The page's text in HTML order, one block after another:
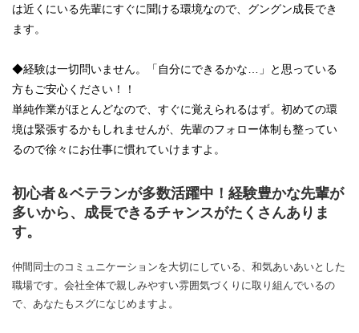
は近くにいる先輩にすぐに聞ける環境なので、グングン成長でき
ます。
◆経験は一切問いません。「自分にできるかな…」と思っている
方もご安心ください！！
単純作業がほとんどなので、すぐに覚えられるはず。初めての環
境は緊張するかもしれませんが、先輩のフォロー体制も整ってい
るので徐々にお仕事に慣れていけますよ。
初心者＆ベテランが多数活躍中！経験豊かな先輩が
多いから、成長できるチャンスがたくさんありま
す。
仲間同士のコミュニケーションを大切にしている、和気あいあいとした
職場です。会社全体で親しみやすい雰囲気づくりに取り組んでいるの
で、あなたもスグになじめますよ。